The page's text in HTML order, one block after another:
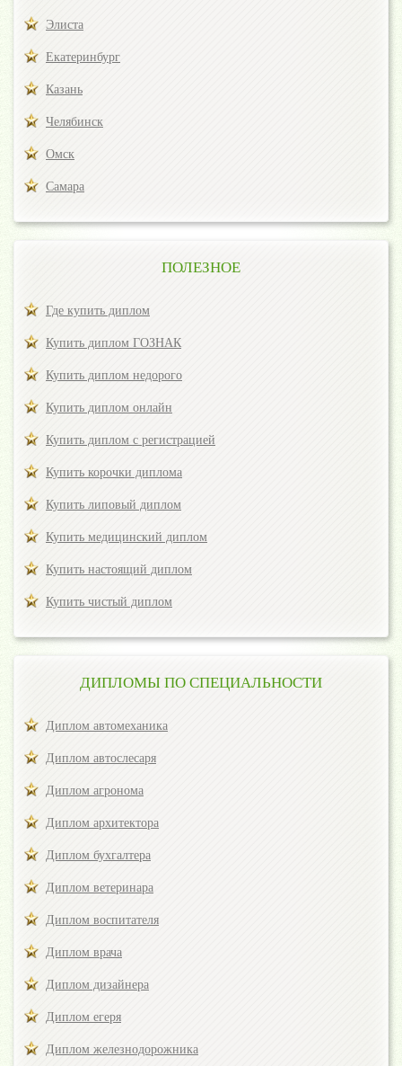
Элиста
Екатеринбург
Казань
Челябинск
Омск
Самара
ПОЛЕЗНОЕ
Где купить диплом
Купить диплом ГОЗНАК
Купить диплом недорого
Купить диплом онлайн
Купить диплом с регистрацией
Купить корочки диплома
Купить липовый диплом
Купить медицинский диплом
Купить настоящий диплом
Купить чистый диплом
ДИПЛОМЫ ПО СПЕЦИАЛЬНОСТИ
Диплом автомеханика
Диплом автослесаря
Диплом агронома
Диплом архитектора
Диплом бухгалтера
Диплом ветеринара
Диплом воспитателя
Диплом врача
Диплом дизайнера
Диплом егеря
Диплом железнодорожника